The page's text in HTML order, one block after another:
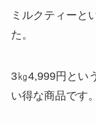
ミルクティーと
た。
3㎏4,999円とい
い得な商品です。